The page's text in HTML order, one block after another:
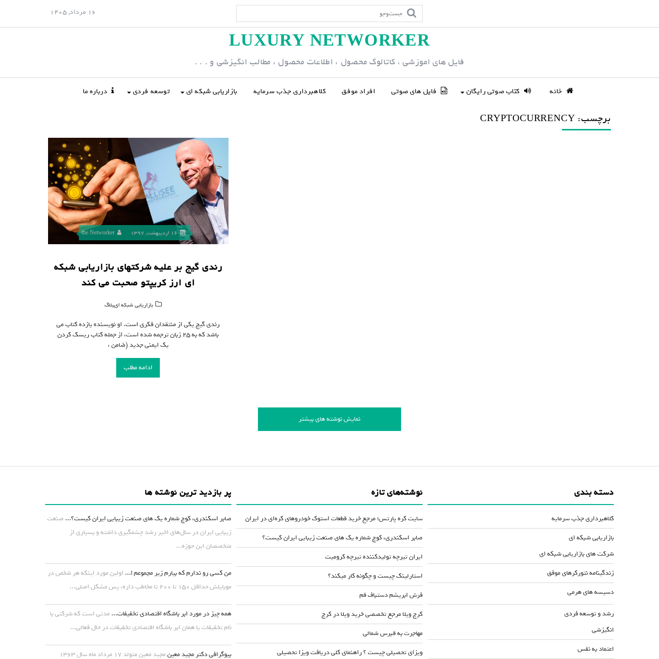
o
16 مرداد, 1405
LUXURY NETWORKER
فایل های اموزشی ، کاتالوگ محصول ، اطلاعات محصول ، مطالب انگیزشی و . . .
خانه کتاب صوتی رایگان فایل های صوتی افراد موفق کلاهبرداری جذب سرمایه بازاریابی شبکه ای توسعه فردی درباره ما
برچسب: CRYPTOCURRENCY
16 اردیبهشت, 1397 the Networker
رندی گیج بر علیه شرکتهای بازاریابی شبکه
ای ارز کریپتو صحبت می کند
بازاریابی شبکه ای,بلاگ
رندی گیج یکی از منتقدان فکری است. او نویسنده یازده کتاب می
باشد که به ۲۵ زبان ترجمه شده است، از جمله کتاب ریسک کردن
یک ایمنی جدید (ضامن ،
ادامه مطلب
نمایش نوشته های بیشتر
پر بازدید ترین نوشته ها
صابر اسکندری، کوچ شماره یک های صنعت زیبایی ایران کیست؟... صنعت
زیبایی ایران در سال‌های اخیر رشد چشمگیری داشته و بسیاری از
متخصصان این حوزه...
من کسی رو ندارم که بیارم زیر مجموعم !... اولین مورد اینکه هر شخص در
موبایلش حداقل ۱۵۰ تا ۲۰۰ تا مخاطب داره، پس مشکل اصلی...
همه چیز در مورد ابر باشگاه اقتصادی تخفیفات...مدتی است که شرکتی با
نام تخفیفات یا همان ابر باشگاه اقتصادی تخفیفات در حال فعالی...
بیوگرافی دکتر مجید معین مجید معین متولد ۱۷ مرداد ماه سال ۱۳۶۳
نوشته‌های تازه
سایت کره پارتس؛ مرجع خرید قطعات استوک خودروهای کره‌ای در ایران
صابر اسکندری، کوچ شماره یک های صنعت زیبایی ایران کیست؟
ایران تیرچه تولیدکننده تیرچه کرومیت
استارلینک چیست و چگونه کار میکند؟
فرش ابریشم دستباف قم
کرج ویلا مرجع تخصصی خرید ویلا در کرج
مهاجرت به قبرس شمالی
ویزای تحصیلی چیست ؟ راهنمای کلی دریافت ویزا تحصیلی
دسته بندی
کلاهبرداری جذب سرمایه
بازاریابی شبکه ای
شرکت های بازاریابی شبکه ای
زندگینامه نتورکرهای موفق
دسیسه های هرمی
رشد و توسعه فردی
انگیزشی
اعتماد به نفس